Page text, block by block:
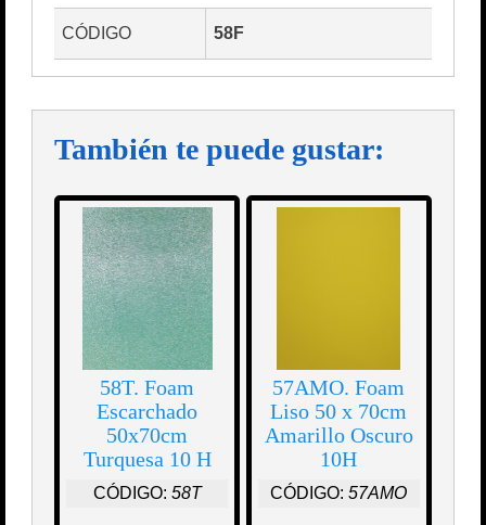
CÓDIGO 58F
También te puede gustar:
58T. Foam
Escarchado
50x70cm
Turquesa 10 H
CÓDIGO: 58T
57AMO. Foam
Liso 50 x 70cm
Amarillo Oscuro
10H
CÓDIGO: 57AMO